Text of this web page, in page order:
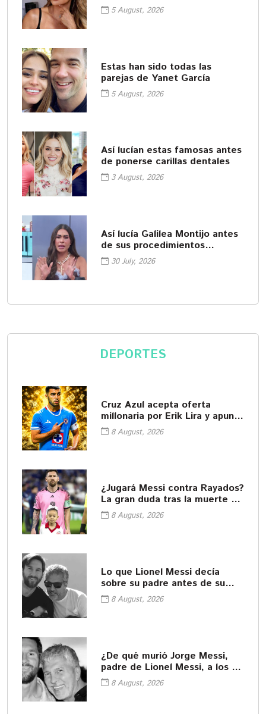
5 August, 2026
Estas han sido todas las
parejas de Yanet García
5 August, 2026
Así lucían estas famosas antes
de ponerse carillas dentales
3 August, 2026
Así lucía Galilea Montijo antes
de sus procedimientos
cosméticos
30 July, 2026
DEPORTES
Cruz Azul acepta oferta
millonaria por Erik Lira y apunta
a su salida
8 August, 2026
¿Jugará Messi contra Rayados?
La gran duda tras la muerte de
su padre
8 August, 2026
Lo que Lionel Messi decía
sobre su padre antes de su
fallecimiento
8 August, 2026
¿De qué murió Jorge Messi,
padre de Lionel Messi, a los 68
años?
8 August, 2026